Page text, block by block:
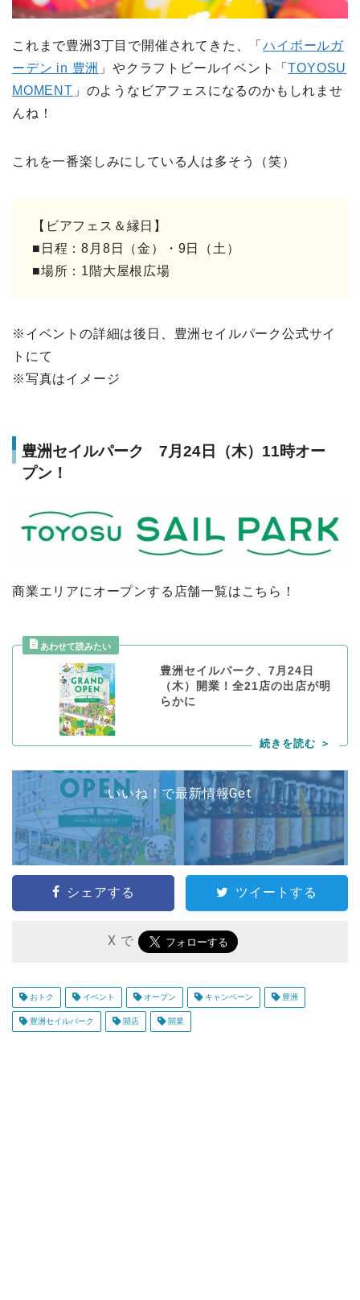
これまで豊洲3丁目で開催されてきた、「ハイボールガ
ーデン in 豊洲 」やクラフトビールイベント「TOYOSU
MOMENT 」のようなビアフェスになるのかもしれませ
んね！
これを一番楽しみにしている人は多そう（笑）
【ビアフェス＆縁日】
■日程：8月8日（金）・9日（土）
■場所：1階大屋根広場
※イベントの詳細は後日、豊洲セイルパーク公式サイ
トにて
※写真はイメージ
豊洲セイルパーク 7月24日（木）11時オー
プン！
商業エリアにオープンする店舗一覧はこちら！
豊洲セイルパーク、7月24日
（木）開業！全21店の出店が明
らかに
いいね！で最新情報Get
シェアする ツイートする
X で
おトク イベント オープン キャンペーン 豊洲
豊洲セイルパーク 開店 開業